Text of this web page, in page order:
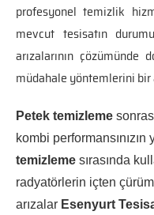
profesyonel temizlik
mevcut tesisatın
arızalarının
müdahale yöntemlerini bir
Petek temizleme
kombi
temizleme sırasında
radyatörlerin içten
arızalar Esenyurt